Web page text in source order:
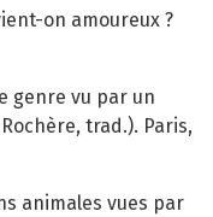
on amoureux ?
genre vu par un
trad.). Paris,
animales vues par